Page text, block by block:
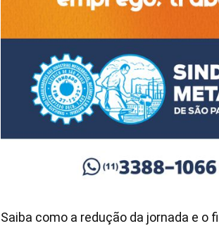
Saiba como a redução da jornada e